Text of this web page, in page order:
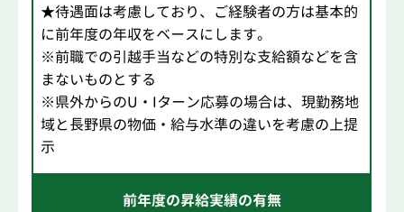
★待遇面は考慮しており、ご経験者の方は基本的
に前年度の年収をベースにします。
※前職での引越手当などの特別な支給額などを含
まないものとする
※県外からのU・Iターン応募の場合は、現勤務地
域と長野県の物価・給与水準の違いを考慮の上提
示
前年度の昇給実績の有無